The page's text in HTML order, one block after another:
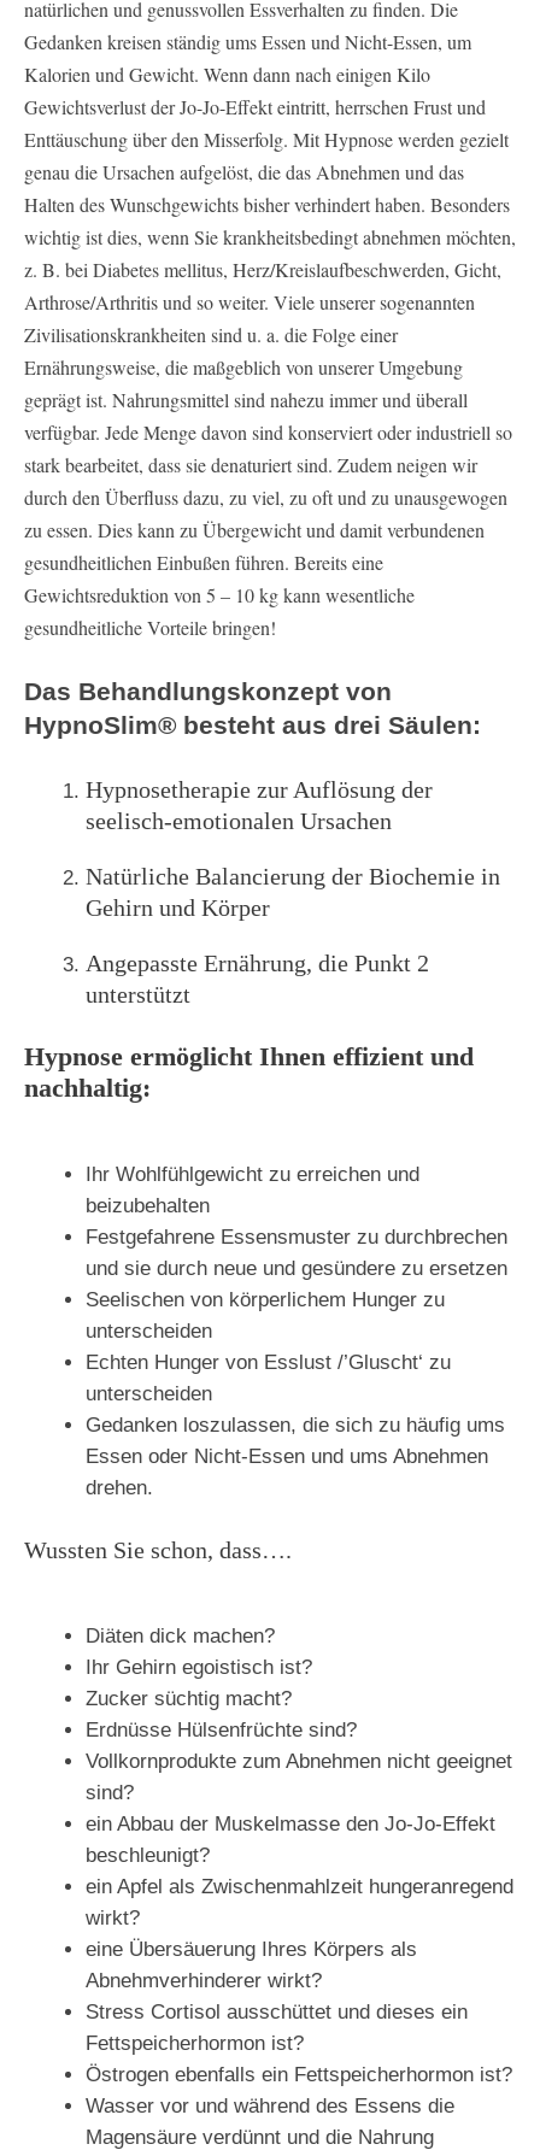
natürlichen und genussvollen Essverhalten zu finden. Die
Gedanken kreisen ständig ums Essen und Nicht-Essen, um
Kalorien und Gewicht. Wenn dann nach einigen Kilo
Gewichtsverlust der Jo-Jo-Effekt eintritt, herrschen Frust und
Enttäuschung über den Misserfolg. Mit Hypnose werden gezielt
genau die Ursachen aufgelöst, die das Abnehmen und das
Halten des Wunschgewichts bisher verhindert haben. Besonders
wichtig ist dies, wenn Sie krankheitsbedingt abnehmen möchten,
z. B. bei Diabetes mellitus, Herz/Kreislaufbeschwerden, Gicht,
Arthrose/Arthritis und so weiter. Viele unserer sogenannten
Zivilisationskrankheiten sind u. a. die Folge einer
Ernährungsweise, die maßgeblich von unserer Umgebung
geprägt ist. Nahrungsmittel sind nahezu immer und überall
verfügbar. Jede Menge davon sind konserviert oder industriell so
stark bearbeitet, dass sie denaturiert sind. Zudem neigen wir
durch den Überfluss dazu, zu viel, zu oft und zu unausgewogen
zu essen. Dies kann zu Übergewicht und damit verbundenen
gesundheitlichen Einbußen führen. Bereits eine
Gewichtsreduktion von 5 – 10 kg kann wesentliche
gesundheitliche Vorteile bringen!
Das Behandlungskonzept von
HypnoSlim® besteht aus drei Säulen:
Hypnosetherapie zur Auflösung der
seelisch-emotionalen Ursachen
Natürliche Balancierung der Biochemie in
Gehirn und Körper
Angepasste Ernährung, die Punkt 2
unterstützt
Hypnose ermöglicht Ihnen effizient und
nachhaltig:
Ihr Wohlfühlgewicht zu erreichen und
beizubehalten
Festgefahrene Essensmuster zu durchbrechen
und sie durch neue und gesündere zu ersetzen
Seelischen von körperlichem Hunger zu
unterscheiden
Echten Hunger von Esslust /’Gluscht‘ zu
unterscheiden
Gedanken loszulassen, die sich zu häufig ums
Essen oder Nicht-Essen und ums Abnehmen
drehen.
Wussten Sie schon, dass….
Diäten dick machen?
Ihr Gehirn egoistisch ist?
Zucker süchtig macht?
Erdnüsse Hülsenfrüchte sind?
Vollkornprodukte zum Abnehmen nicht geeignet
sind?
ein Abbau der Muskelmasse den Jo-Jo-Effekt
beschleunigt?
ein Apfel als Zwischenmahlzeit hungeranregend
wirkt?
eine Übersäuerung Ihres Körpers als
Abnehmverhinderer wirkt?
Stress Cortisol ausschüttet und dieses ein
Fettspeicherhormon ist?
Östrogen ebenfalls ein Fettspeicherhormon ist?
Wasser vor und während des Essens die
Magensäure verdünnt und die Nahrung